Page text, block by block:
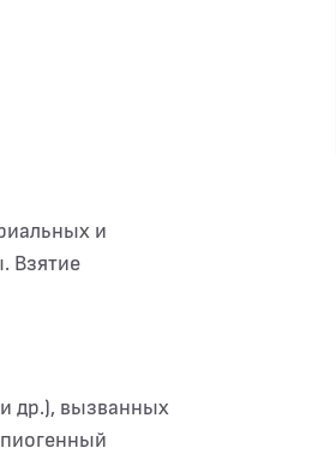
и
Взятие
др.), вызванных